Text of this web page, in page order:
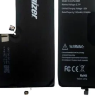
Pin iPhone
Pin Realme
Thay vỏ
Vỏ iPhone Vỏ Samsung Vỏ